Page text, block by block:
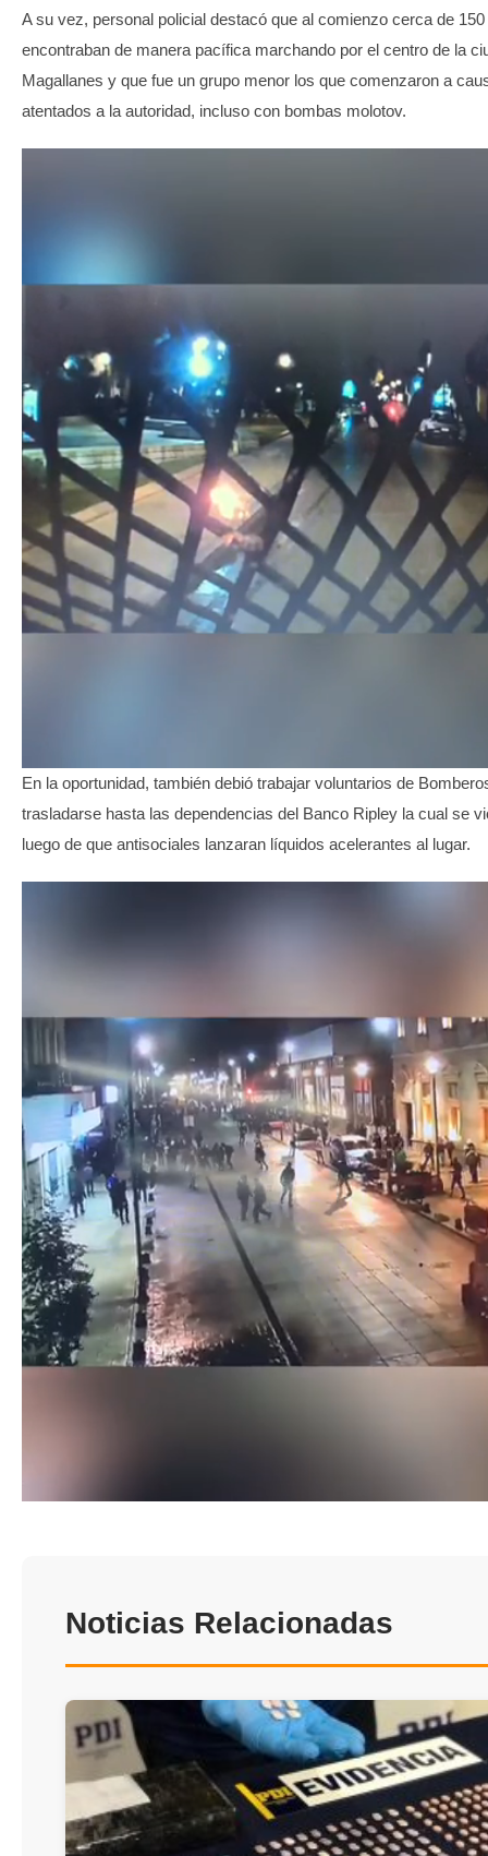
A su vez, personal policial destacó que al comienzo cerca de
encontraban de manera pacífica marchando por el centro de la
Magallanes y que fue un grupo menor los que comenzaron a
atentados a la autoridad, incluso con bombas molotov.
En la oportunidad, también debió trabajar voluntarios de
trasladarse hasta las dependencias del Banco Ripley la cual se
luego de que antisociales lanzaran líquidos acelerantes al lugar.
Noticias Relacionadas